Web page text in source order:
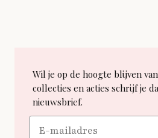
Wil je op de hoogte blijven
collecties en acties schrijf je
nieuwsbrief.
Email